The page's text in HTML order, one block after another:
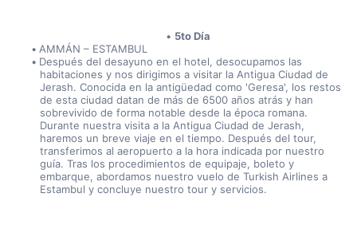
5to Día
AMMÁN – ESTAMBUL
Después del desayuno en el hotel, desocupamos las
habitaciones y nos dirigimos a visitar la Antigua Ciudad de
Jerash. Conocida en la antigüedad como 'Geresa', los restos
de esta ciudad datan de más de 6500 años atrás y han
sobrevivido de forma notable desde la época romana.
Durante nuestra visita a la Antigua Ciudad de Jerash,
haremos un breve viaje en el tiempo. Después del tour,
transferimos al aeropuerto a la hora indicada por nuestro
guía. Tras los procedimientos de equipaje, boleto y
embarque, abordamos nuestro vuelo de Turkish Airlines a
Estambul y concluye nuestro tour y servicios.